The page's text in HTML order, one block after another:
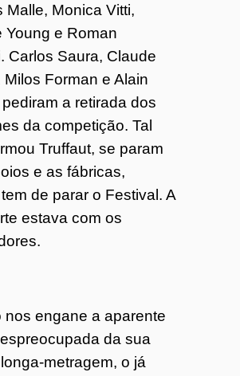
Malle, Monica Vitti,
Young e Roman
Carlos Saura, Claude
Milos Forman e Alain
a retirada dos
da competição. Tal
Truffaut, se param
e as fábricas,
de parar o Festival. A
estava com os
nos engane a aparente
da sua
metragem, o já